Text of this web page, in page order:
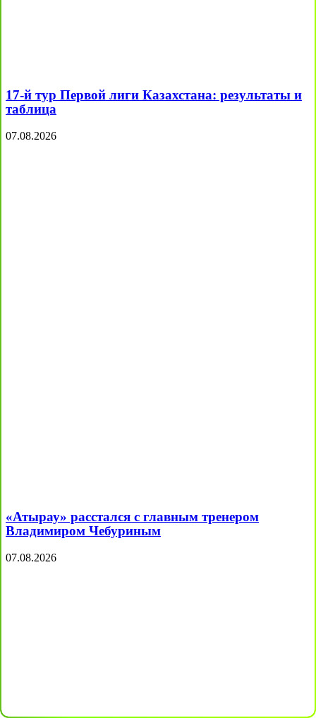
17-й тур Первой лиги Казахстана: результаты и
таблица
07.08.2026
«Атырау» расстался с главным тренером
Владимиром Чебуриным
07.08.2026